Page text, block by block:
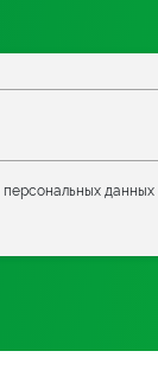
данных